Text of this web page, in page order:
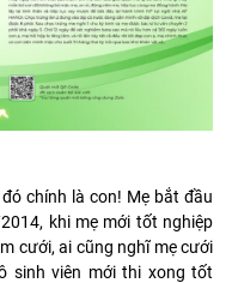
chính là con! Mẹ bắt đầu
khi mẹ mới tốt nghiệp
cưới, ai cũng nghĩ mẹ cưới
sinh viên mới thi xong tốt